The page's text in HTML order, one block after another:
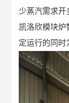
少蒸汽需求开
凯洛欣模块炉
定运行的同时